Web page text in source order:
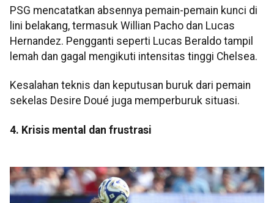
PSG mencatatkan absennya pemain-pemain kunci di
lini belakang, termasuk Willian Pacho dan Lucas
Hernandez. Pengganti seperti Lucas Beraldo tampil
lemah dan gagal mengikuti intensitas tinggi Chelsea.
Kesalahan teknis dan keputusan buruk dari pemain
sekelas Desire Doué juga memperburuk situasi.
4. Krisis mental dan frustrasi